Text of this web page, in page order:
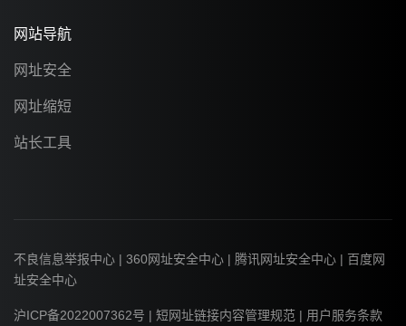
网站导航
网址安全
网址缩短
站长工具
不良信息举报中心 | 360网址安全中心 | 腾讯网址安全中心 | 百度网
址安全中心
沪ICP备2022007362号 | 短网址链接内容管理规范 | 用户服务条款